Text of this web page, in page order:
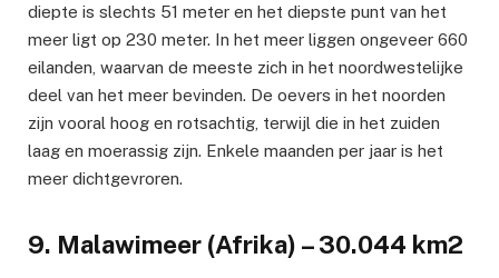
diepte is slechts 51 meter en het diepste punt van het
meer ligt op 230 meter. In het meer liggen ongeveer 660
eilanden, waarvan de meeste zich in het noordwestelijke
deel van het meer bevinden. De oevers in het noorden
zijn vooral hoog en rotsachtig, terwijl die in het zuiden
laag en moerassig zijn. Enkele maanden per jaar is het
meer dichtgevroren.
9. Malawimeer (Afrika) – 30.044 km2